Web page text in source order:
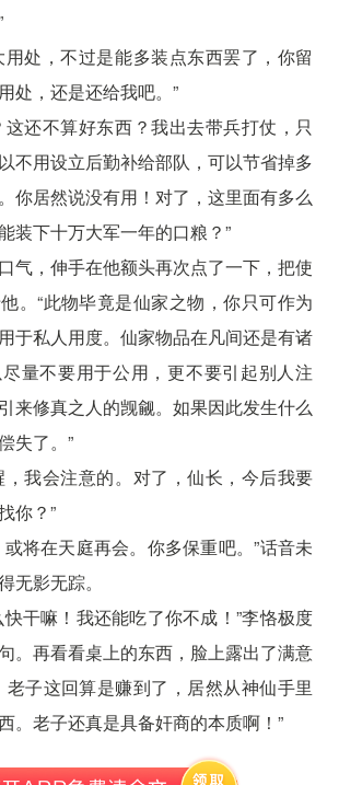
用处，不过是能多装点东西罢了，你留
处，还是还给我吧。”
这还不算好东西？我出去带兵打仗，只
不用设立后勤补给部队，可以节省掉多
你居然说没有用！对了，这里面有多么
装下十万大军一年的口粮？”
气，伸手在他额头再次点了一下，把使
。“此物毕竟是仙家之物，你只可作为
于私人用度。仙家物品在凡间还是有诸
量不要用于公用，更不要引起别人注
来修真之人的觊觎。如果因此发生什么
失了。”
，我会注意的。对了，仙长，今后我要
你？”
或将在天庭再会。你多保重吧。”话音未
无影无踪。
快干嘛！我还能吃了你不成！”李恪极度
。再看看桌上的东西，脸上露出了满意
老子这回算是赚到了，居然从神仙手里
。老子还真是具备奸商的本质啊！”